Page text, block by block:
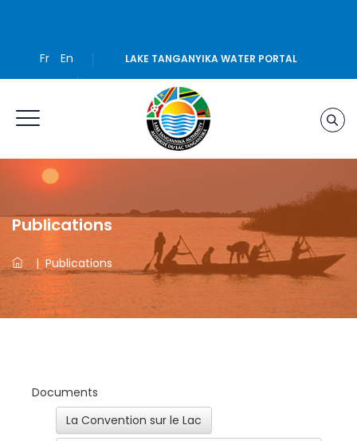
Fr En LAKE TANGANYIKA WATER PORTAL
Publications
|Publications
Documents
La Convention sur le Lac